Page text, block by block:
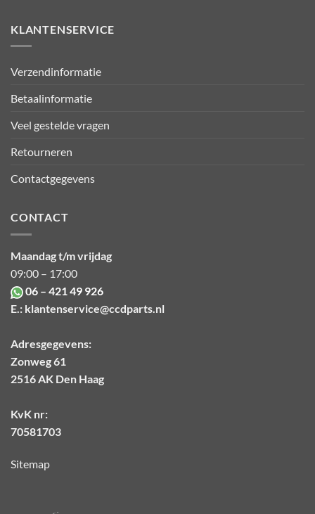
KLANTENSERVICE
Verzendinformatie
Betaalinformatie
Veel gestelde vragen
Retourneren
Contactgegevens
CONTACT
Maandag t/m vrijdag
09:00 – 17:00
06 – 421 49 926
E.: klantenservice@ccdparts.nl
Adresgegevens:
Zonweg 61
2516 AK Den Haag
KvK nr:
70581703
Sitemap